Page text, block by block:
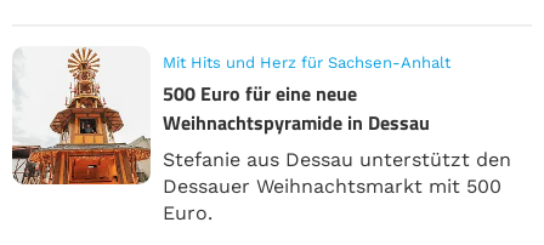
Mit Hits und Herz für Sachsen-Anhalt
500 Euro für eine neue
Weihnachtspyramide in Dessau
Stefanie aus Dessau unterstützt den
Dessauer Weihnachtsmarkt mit 500
Euro.